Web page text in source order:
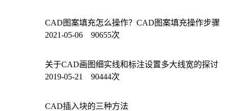
CAD图案填充怎么操作？CAD图案填充操作步骤
2021-05-06 90655次
关于CAD画图细实线和标注设置多大线宽的探讨
2019-05-21 90444次
CAD插入块的三种方法